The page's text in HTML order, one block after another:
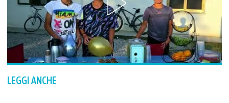
LEGGI ANCHE